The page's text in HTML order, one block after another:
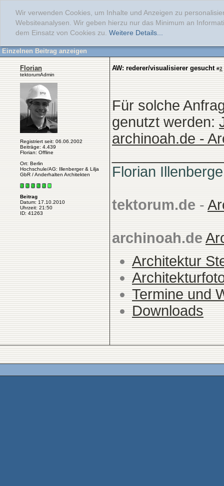
Wir verwenden Cookies, um Inhalte und Anzeigen zu
Websiteanalysen. Wir geben hierzu nur das Minimum an
dem Einsatz von Cookies zu. Weitere Details...
Einzelnen Beitrag anzeigen
Florian
tektorumAdmin
Registriert seit: 06.06.2002
Beiträge: 4.439
Florian: Offline
Ort: Berlin
Hochschule/AG: Illenberger & Lilja
GbR / Anderhalten Architekten
Beitrag
Datum: 17.10.2010
Uhrzeit: 21:50
ID: 41263
AW: rederer/visualisierer gesucht #2
Für solche
genutzt werden:
archinoah.de -
Florian
tektorum.de -
archinoah.de
Architektur
Termine und
Downloads